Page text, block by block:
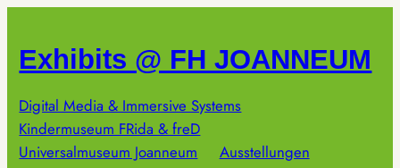
springen
Exhibits @ FH JOANNEUM
Digital Media & Immersive Systems
Kindermuseum FRida & freD
Universalmuseum Joanneum
Ausstellungen